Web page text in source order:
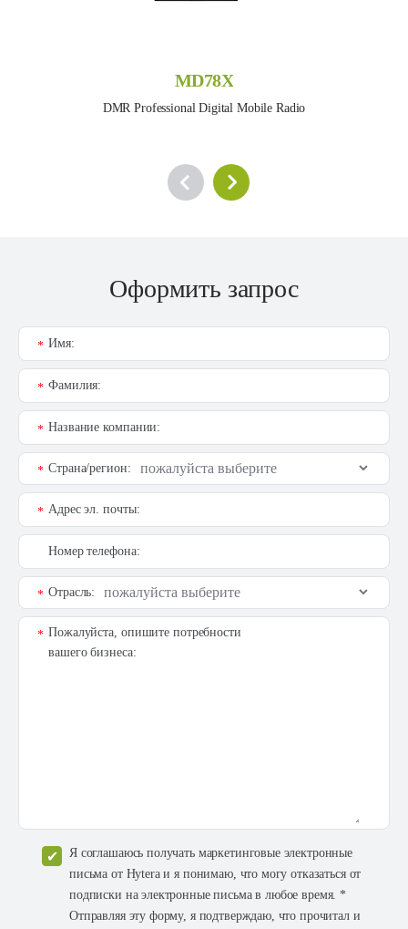
MD78X
DMR Professional Digital Mobile Radio
Оформить запрос
Имя:
*
Фамилия:
*
Название компании:
*
Страна/регион:
*
Адрес эл. почты:
*
Номер телефона:
Отрасль:
*
Пожалуйста, опишите потребности
вашего бизнеса:
*
Я соглашаюсь получать маркетинговые электронные
письма от Hytera и я понимаю, что могу отказаться от
подписки на электронные письма в любое время. *
Отправляя эту форму, я подтверждаю, что прочитал и